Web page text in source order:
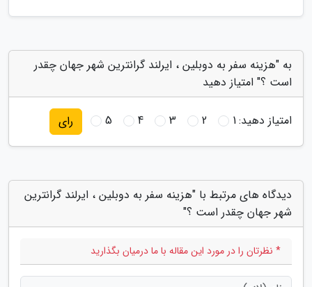
به "هزینه سفر به دوبلین ، ایرلند گرانترین شهر جهان چقدر
است ؟" امتیاز دهید
امتیاز دهید:1
2
3
4
5 رای
دیدگاه های مرتبط با "هزینه سفر به دوبلین ، ایرلند گرانترین
شهر جهان چقدر است ؟"
* نظرتان را در مورد این مقاله با ما درمیان بگذارید